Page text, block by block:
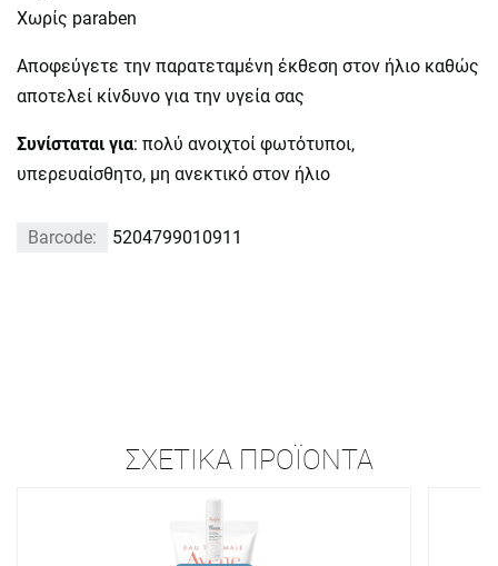
Χωρίς paraben
Αποφεύγετε την παρατεταμένη έκθεση στον ήλιο καθώς
αποτελεί κίνδυνο για την υγεία σας
Συνίσταται για: πολύ ανοιχτοί φωτότυποι,
υπερευαίσθητο, μη ανεκτικό στον ήλιο
Barcode: 5204799010911
ΣΧΕΤΙΚΆ ΠΡΟΪΌΝΤΑ